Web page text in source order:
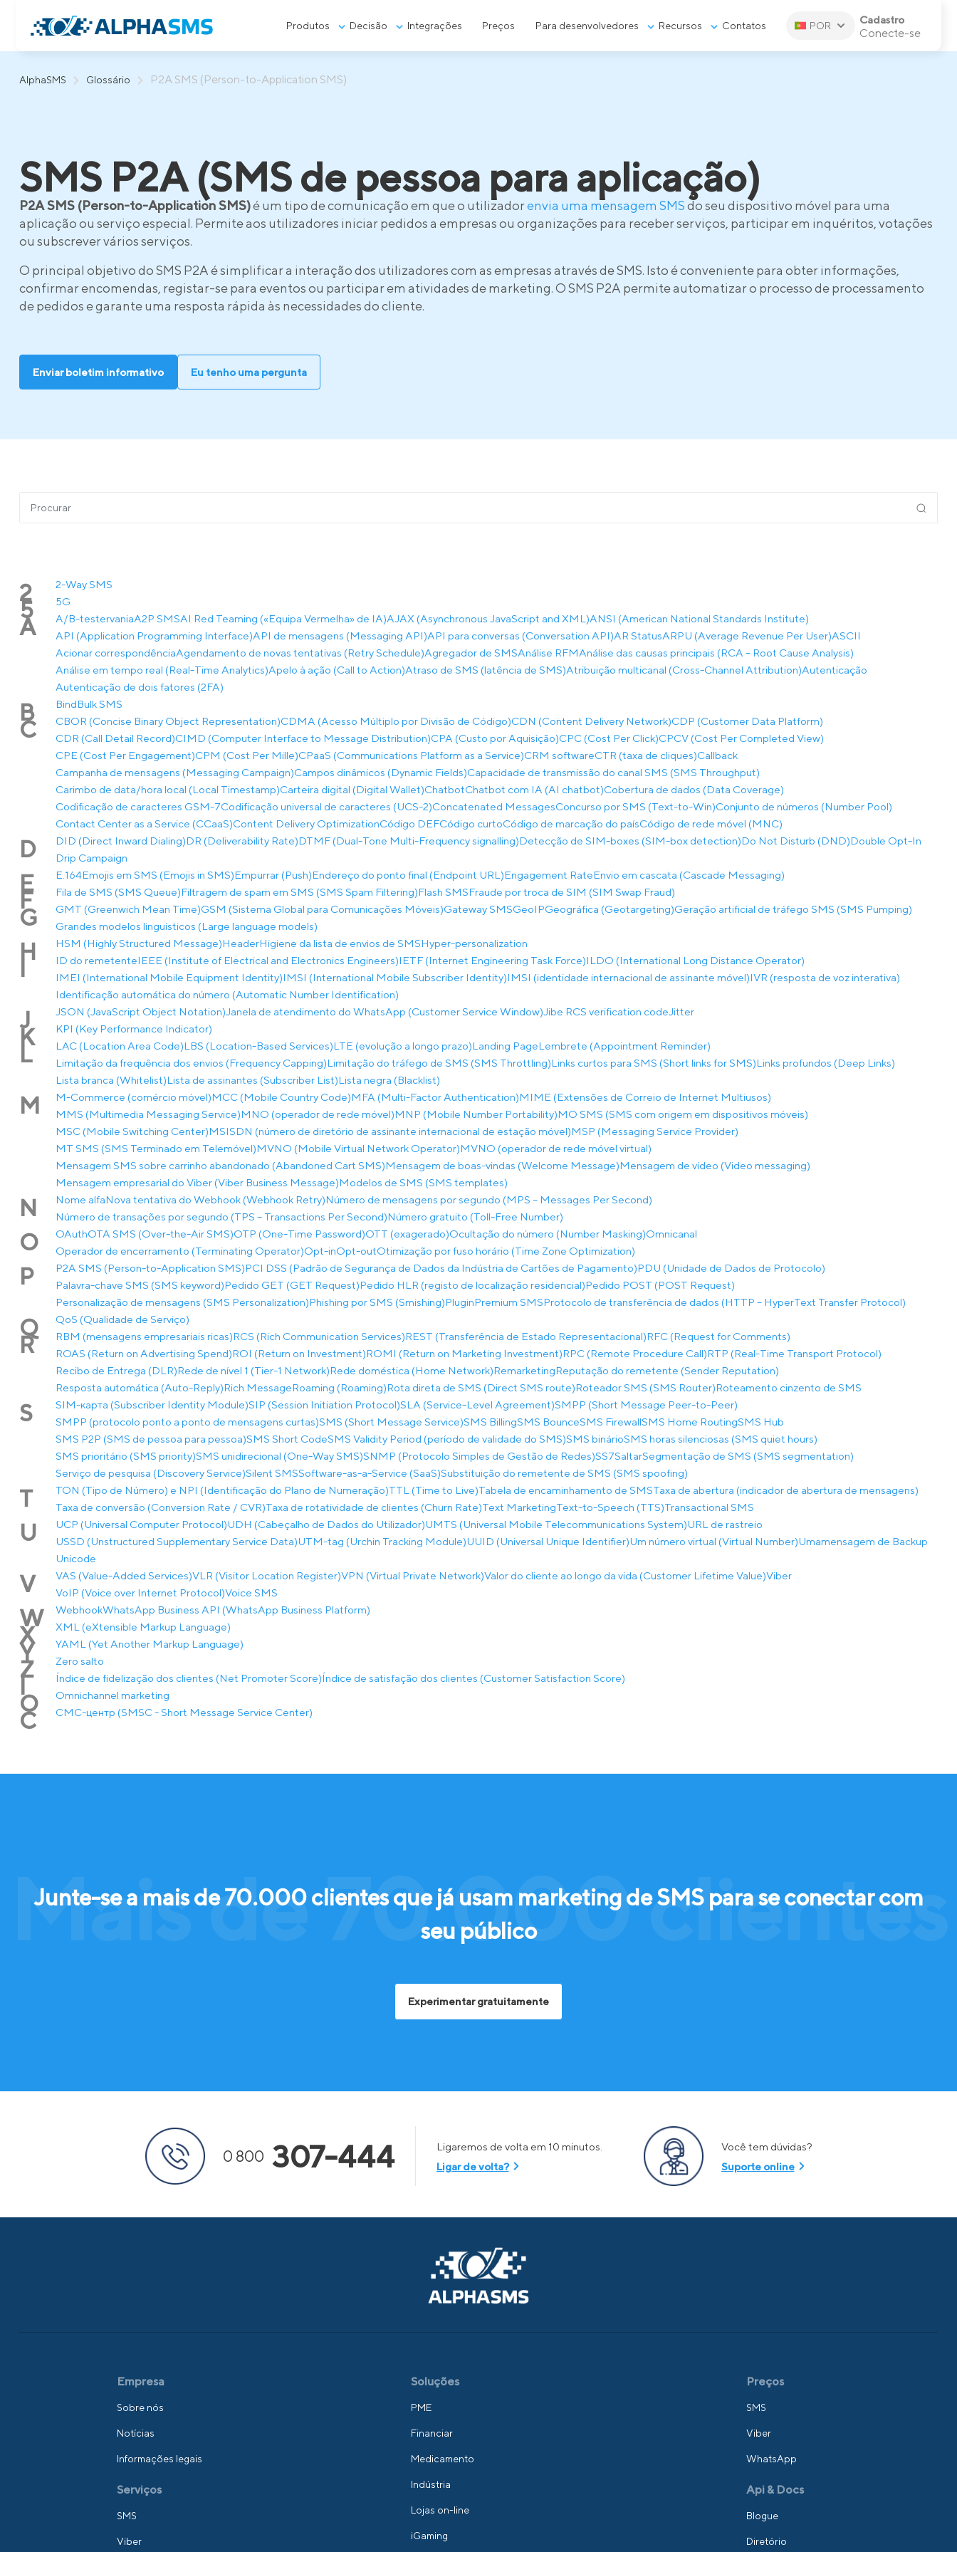
AlphaSMS Glossário P2A SMS (Person-to-Application SMS)
Produtos Decisão Integrações Preços Para desenvolvedores Recursos Contatos POR Cadastro
Conecte-se
SMS P2A (SMS de pessoa para aplicação)
P2A SMS (Person-to-Application SMS)é um tipo de comunicação em que o utilizadorenvia uma mensagem SMSdo seu dispositivo móvel para uma
aplicação ou serviço especial. Permite aos utilizadores iniciar pedidos a empresas ou organizações para receber serviços, participar em inquéritos, votações
ou subscrever vários serviços.
O principal objetivo do SMS P2A é simplificar a interação dos utilizadores com as empresas através de SMS. Isto é conveniente para obter informações,
confirmar encomendas, registar-se para eventos ou participar em atividades de marketing. O SMS P2A permite automatizar o processo de processamento
de pedidos e garante uma resposta rápida às necessidades do cliente.
Enviar boletim informativo Eu tenho uma pergunta
2 2-Way SMS
5 5G
A A/B-testervaniaA2P SMSAI Red Teaming («Equipa Vermelha» de IA)AJAX (Asynchronous JavaScript and XML)ANSI (American National Standards Institute)
API (Application Programming Interface)API de mensagens (Messaging API)API para conversas (Conversation API)AR StatusARPU (Average Revenue Per User)ASCII
Acionar correspondênciaAgendamento de novas tentativas (Retry Schedule)Agregador de SMSAnálise RFMAnálise das causas principais (RCA – Root Cause Analysis)
Análise em tempo real (Real-Time Analytics)Apelo à ação (Call to Action)Atraso de SMS (latência de SMS)Atribuição multicanal (Cross-Channel Attribution)Autenticação
Autenticação de dois fatores (2FA)
B BindBulk SMS
C CBOR (Concise Binary Object Representation)CDMA (Acesso Múltiplo por Divisão de Código)CDN (Content Delivery Network)CDP (Customer Data Platform)
CDR (Call Detail Record)CIMD (Computer Interface to Message Distribution)CPA (Custo por Aquisição)CPC (Cost Per Click)CPCV (Cost Per Completed View)
CPE (Cost Per Engagement)CPM (Cost Per Mille)CPaaS (Communications Platform as a Service)CRM softwareCTR (taxa de cliques)Callback
Campanha de mensagens (Messaging Campaign)Campos dinâmicos (Dynamic Fields)Capacidade de transmissão do canal SMS (SMS Throughput)
Carimbo de data/hora local (Local Timestamp)Carteira digital (Digital Wallet)ChatbotChatbot com IA (AI chatbot)Cobertura de dados (Data Coverage)
Codificação de caracteres GSM-7Codificação universal de caracteres (UCS-2)Concatenated MessagesConcurso por SMS (Text-to-Win)Conjunto de números (Number Pool)
Contact Center as a Service (CCaaS)Content Delivery OptimizationCódigo DEFCódigo curtoCódigo de marcação do paísCódigo de rede móvel (MNC)
D DID (Direct Inward Dialing)DR (Deliverability Rate)DTMF (Dual-Tone Multi-Frequency signalling)Detecção de SIM-boxes (SIM-box detection)Do Not Disturb (DND)Double Opt-In
Drip Campaign
E E.164Emojis em SMS (Emojis in SMS)Empurrar (Push)Endereço do ponto final (Endpoint URL)Engagement RateEnvio em cascata (Cascade Messaging)
F Fila de SMS (SMS Queue)Filtragem de spam em SMS (SMS Spam Filtering)Flash SMSFraude por troca de SIM (SIM Swap Fraud)
G GMT (Greenwich Mean Time)GSM (Sistema Global para Comunicações Móveis)Gateway SMSGeoIPGeográfica (Geotargeting)Geração artificial de tráfego SMS (SMS Pumping)
Grandes modelos linguísticos (Large language models)
H HSM (Highly Structured Message)HeaderHigiene da lista de envios de SMSHyper-personalization
ID do remetenteIEEE (Institute of Electrical and Electronics Engineers)IETF (Internet Engineering Task Force)ILDO (International Long Distance Operator)
IMEI (International Mobile Equipment Identity)IMSI (International Mobile Subscriber Identity)IMSI (identidade internacional de assinante móvel)IVR (resposta de voz interativa)
Identificação automática do número (Automatic Number Identification)
J JSON (JavaScript Object Notation)Janela de atendimento do WhatsApp (Customer Service Window)Jibe RCS verification codeJitter
K KPI (Key Performance Indicator)
L LAC (Location Area Code)LBS (Location-Based Services)LTE (evolução a longo prazo)Landing PageLembrete (Appointment Reminder)
Limitação da frequência dos envios (Frequency Capping)Limitação do tráfego de SMS (SMS Throttling)Links curtos para SMS (Short links for SMS)Links profundos (Deep Links)
Lista branca (Whitelist)Lista de assinantes (Subscriber List)Lista negra (Blacklist)
M M-Commerce (comércio móvel)MCC (Mobile Country Code)MFA (Multi-Factor Authentication)MIME (Extensões de Correio de Internet Multiusos)
MMS (Multimedia Messaging Service)MNO (operador de rede móvel)MNP (Mobile Number Portability)MO SMS (SMS com origem em dispositivos móveis)
MSC (Mobile Switching Center)MSISDN (número de diretório de assinante internacional de estação móvel)MSP (Messaging Service Provider)
MT SMS (SMS Terminado em Telemóvel)MVNO (Mobile Virtual Network Operator)MVNO (operador de rede móvel virtual)
Mensagem SMS sobre carrinho abandonado (Abandoned Cart SMS)Mensagem de boas-vindas (Welcome Message)Mensagem de vídeo (Video messaging)
Mensagem empresarial do Viber (Viber Business Message)Modelos de SMS (SMS templates)
N Nome alfaNova tentativa do Webhook (Webhook Retry)Número de mensagens por segundo (MPS – Messages Per Second)
Número de transações por segundo (TPS – Transactions Per Second)Número gratuito (Toll-Free Number)
O OAuthOTA SMS (Over-the-Air SMS)OTP (One-Time Password)OTT (exagerado)Ocultação do número (Number Masking)Omnicanal
Operador de encerramento (Terminating Operator)Opt-inOpt-outOtimização por fuso horário (Time Zone Optimization)
P P2A SMS (Person-to-Application SMS)PCI DSS (Padrão de Segurança de Dados da Indústria de Cartões de Pagamento)PDU (Unidade de Dados de Protocolo)
Palavra-chave SMS (SMS keyword)Pedido GET (GET Request)Pedido HLR (registo de localização residencial)Pedido POST (POST Request)
Personalização de mensagens (SMS Personalization)Phishing por SMS (Smishing)PluginPremium SMSProtocolo de transferência de dados (HTTP – HyperText Transfer Protocol)
Q QoS (Qualidade de Serviço)
R RBM (mensagens empresariais ricas)RCS (Rich Communication Services)REST (Transferência de Estado Representacional)RFC (Request for Comments)
ROAS (Return on Advertising Spend)ROI (Return on Investment)ROMI (Return on Marketing Investment)RPC (Remote Procedure Call)RTP (Real-Time Transport Protocol)
Recibo de Entrega (DLR)Rede de nível 1 (Tier-1 Network)Rede doméstica (Home Network)RemarketingReputação do remetente (Sender Reputation)
Resposta automática (Auto-Reply)Rich MessageRoaming (Roaming)Rota direta de SMS (Direct SMS route)Roteador SMS (SMS Router)Roteamento cinzento de SMS
S SIM-карта (Subscriber Identity Module)SIP (Session Initiation Protocol)SLA (Service-Level Agreement)SMPP (Short Message Peer-to-Peer)
SMPP (protocolo ponto a ponto de mensagens curtas)SMS (Short Message Service)SMS BillingSMS BounceSMS FirewallSMS Home RoutingSMS Hub
SMS P2P (SMS de pessoa para pessoa)SMS Short CodeSMS Validity Period (período de validade do SMS)SMS binárioSMS horas silenciosas (SMS quiet hours)
SMS prioritário (SMS priority)SMS unidirecional (One-Way SMS)SNMP (Protocolo Simples de Gestão de Redes)SS7SaltarSegmentação de SMS (SMS segmentation)
Serviço de pesquisa (Discovery Service)Silent SMSSoftware-as-a-Service (SaaS)Substituição do remetente de SMS (SMS spoofing)
T TON (Tipo de Número) e NPI (Identificação do Plano de Numeração)TTL (Time to Live)Tabela de encaminhamento de SMSTaxa de abertura (indicador de abertura de mensagens)
Taxa de conversão (Conversion Rate / CVR)Taxa de rotatividade de clientes (Churn Rate)Text MarketingText-to-Speech (TTS)Transactional SMS
U UCP (Universal Computer Protocol)UDH (Cabeçalho de Dados do Utilizador)UMTS (Universal Mobile Telecommunications System)URL de rastreio
USSD (Unstructured Supplementary Service Data)UTM-tag (Urchin Tracking Module)UUID (Universal Unique Identifier)Um número virtual (Virtual Number)Umamensagem de Backup
Unicode
V VAS (Value-Added Services)VLR (Visitor Location Register)VPN (Virtual Private Network)Valor do cliente ao longo da vida (Customer Lifetime Value)Viber
VoIP (Voice over Internet Protocol)Voice SMS
W WebhookWhatsApp Business API (WhatsApp Business Platform)
X XML (eXtensible Markup Language)
Y YAML (Yet Another Markup Language)
Z Zero salto
Í Índice de fidelização dos clientes (Net Promoter Score)Índice de satisfação dos clientes (Customer Satisfaction Score)
О Оmnichannel marketing
С СМС-центр (SMSC - Short Message Service Center)
Mais de 70.000 clientes
Junte-se a mais de 70.000 clientes que já usam marketing de SMS para se conectar com
seu público
Experimentar gratuitamente
0 800 307-444
Ligaremos de volta em 10 minutos.
Ligar de volta?
Você tem dúvidas?
Suporte online
Empresa
Sobre nós
Notícias
Informações legais
Serviços
SMS
Viber
Soluções
PME
Financiar
Medicamento
Indústria
Lojas on-line
iGaming
Preços
SMS
Viber
WhatsApp
Api & Docs
Blogue
Diretório